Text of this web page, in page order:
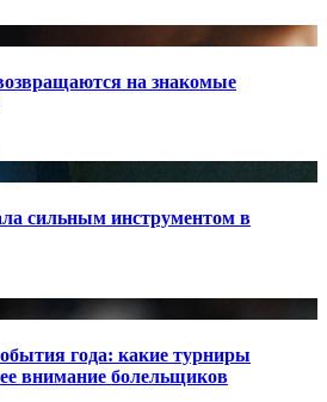
на знакомые
сильным инструментом в
года: какие турниры
внимание болельщиков